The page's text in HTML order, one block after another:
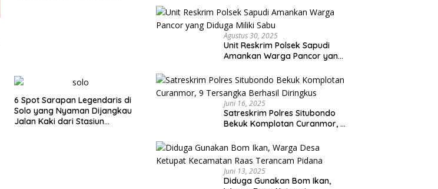
6 Spot Sarapan Legendaris di
Solo yang Nyaman Dijangkau
Jalan Kaki dari Stasiun
Capai Miliaran Rupiah
Agustus 30, 2025
Unit Reskrim Polsek Sapudi
Amankan Warga Pancor yang
Juni 16, 2025
Satreskrim Polres Situbondo
Bekuk Komplotan Curanmor, 9
Juni 13, 2025
Diduga Gunakan Bom Ikan,